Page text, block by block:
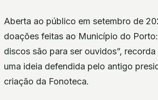
Aberta ao público em setembro de
doações feitas ao Município do
discos são para ser ouvidos”,
uma ideia defendida pelo antigo
criação da Fonoteca.